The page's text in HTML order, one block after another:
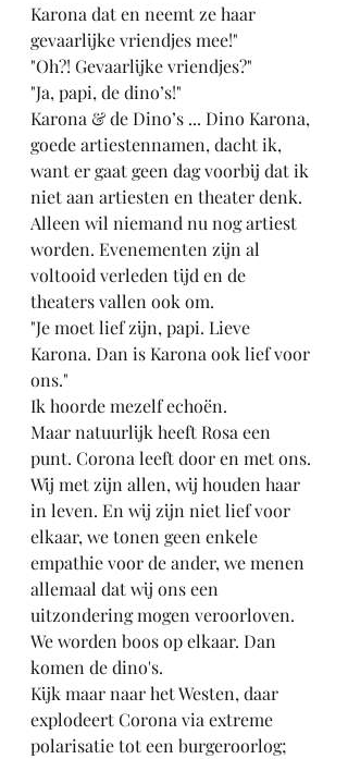
Karona dat en neemt ze haar
gevaarlijke vriendjes mee!"
"Oh?! Gevaarlijke vriendjes?"
"Ja, papi, de dino’s!"
Karona & de Dino’s ... Dino Karona,
goede artiestennamen, dacht ik,
want er gaat geen dag voorbij dat ik
niet aan artiesten en theater denk.
Alleen wil niemand nu nog artiest
worden. Evenementen zijn al
voltooid verleden tijd en de
theaters vallen ook om.
"Je moet lief zijn, papi. Lieve
Karona. Dan is Karona ook lief voor
ons."
Ik hoorde mezelf echoën.
Maar natuurlijk heeft Rosa een
punt. Corona leeft door en met ons.
Wij met zijn allen, wij houden haar
in leven. En wij zijn niet lief voor
elkaar, we tonen geen enkele
empathie voor de ander, we menen
allemaal dat wij ons een
uitzondering mogen veroorloven.
We worden boos op elkaar. Dan
komen de dino's.
Kijk maar naar het Westen, daar
explodeert Corona via extreme
polarisatie tot een burgeroorlog;